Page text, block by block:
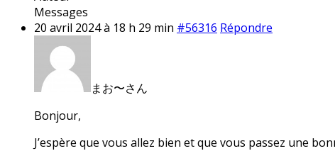
Messages
20 avril 2024 à 18 h 29 min #56316 Répondre
まお〜さん
Bonjour,
J’espère que vous allez bien et que vous passez une